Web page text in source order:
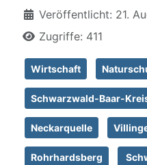
Veröffentlicht: 21.
Zugriffe: 411
Wirtschaft
Schwarzwald-Baar-
Neckarquelle
Rohrhardsberg